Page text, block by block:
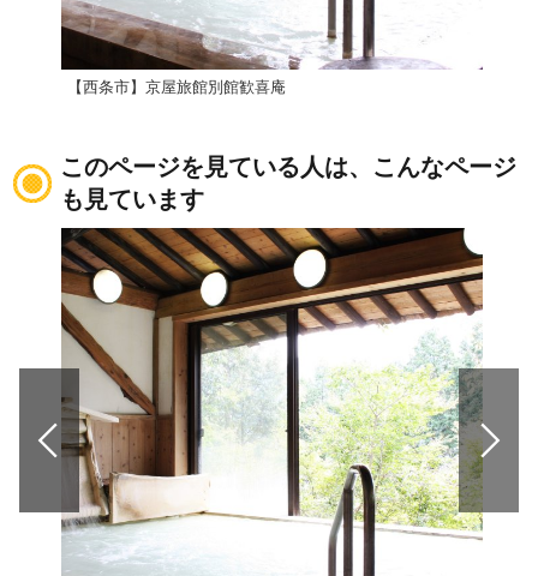
【西条市】京屋旅館別館歓喜庵
このページを見ている人は、こんなページ
も見ています